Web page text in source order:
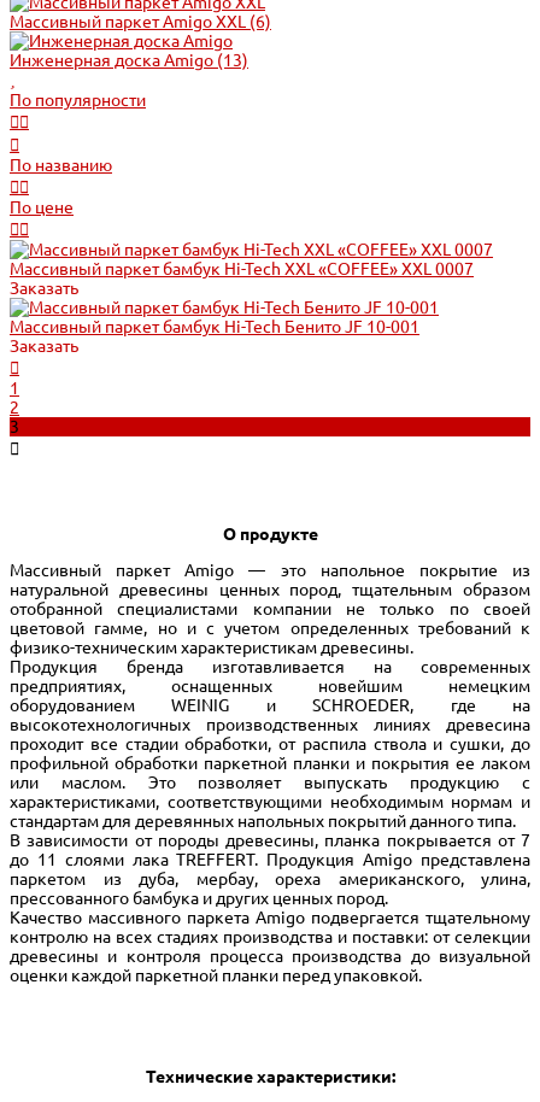
Массивный паркет Amigo XXL (6)
Инженерная доска Amigo (13)
По популярности
По названию
По цене
Массивный паркет бамбук Hi-Tech XXL «COFFEE» XXL 0007
Заказать
Массивный паркет бамбук Hi-Tech Бенито JF 10-001
Заказать
1
2
3
О продукте
Массивный паркет Amigo — это напольное покрытие из
натуральной древесины ценных пород, тщательным образом
отобранной специалистами компании не только по своей
цветовой гамме, но и с учетом определенных требований к
физико-техническим характеристикам древесины.
Продукция бренда изготавливается на современных
предприятиях, оснащенных новейшим немецким
оборудованием WEINIG и SCHROEDER, где на
высокотехнологичных производственных линиях древесина
проходит все стадии обработки, от распила ствола и сушки, до
профильной обработки паркетной планки и покрытия ее лаком
или маслом. Это позволяет выпускать продукцию с
характеристиками, соответствующими необходимым нормам и
стандартам для деревянных напольных покрытий данного типа.
В зависимости от породы древесины, планка покрывается от 7
до 11 слоями лака TREFFERT. Продукция Amigo представлена
паркетом из дуба, мербау, ореха американского, улина,
прессованного бамбука и других ценных пород.
Качество массивного паркета Amigo подвергается тщательному
контролю на всех стадиях производства и поставки: от селекции
древесины и контроля процесса производства до визуальной
оценки каждой паркетной планки перед упаковкой.
Технические характеристики: